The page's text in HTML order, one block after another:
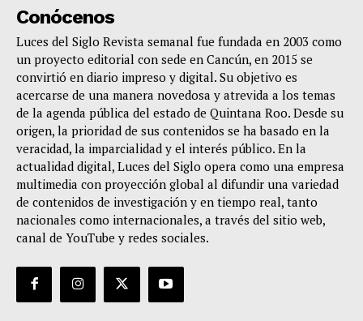
Conócenos
Luces del Siglo Revista semanal fue fundada en 2003 como
un proyecto editorial con sede en Cancún, en 2015 se
convirtió en diario impreso y digital. Su objetivo es
acercarse de una manera novedosa y atrevida a los temas
de la agenda pública del estado de Quintana Roo. Desde su
origen, la prioridad de sus contenidos se ha basado en la
veracidad, la imparcialidad y el interés público. En la
actualidad digital, Luces del Siglo opera como una empresa
multimedia con proyección global al difundir una variedad
de contenidos de investigación y en tiempo real, tanto
nacionales como internacionales, a través del sitio web,
canal de YouTube y redes sociales.